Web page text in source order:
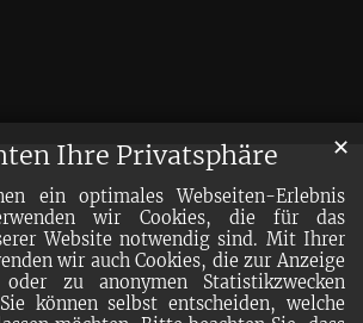
Ihre Privatsphäre
ein optimales Webseiten-Erlebnis
wir Cookies, die für das
Website notwendig sind. Mit Ihrer
wir auch Cookies, die zur Anzeige
zu anonymen Statistikzwecken
können selbst entscheiden, welche
✕